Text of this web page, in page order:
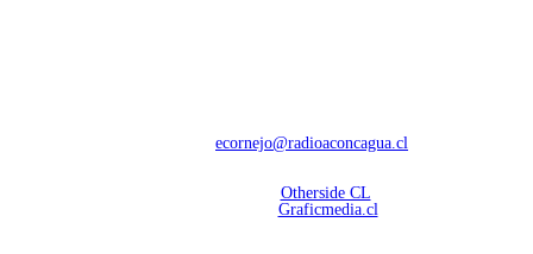
ecornejo@radioaconcagua.cl
Otherside CL
Graficmedia.cl